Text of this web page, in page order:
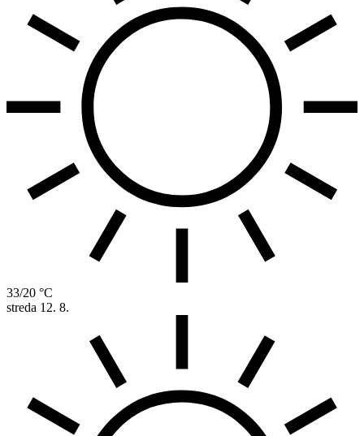
33/20 °C
streda 12. 8.